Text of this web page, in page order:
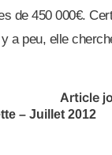
– Juillet 2012
de 450 000€.
a peu, elle